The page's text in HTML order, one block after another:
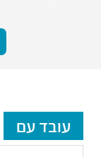
עובד עם